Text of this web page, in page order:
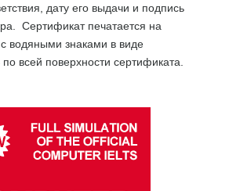
дату его выдачи и подпись
Сертификат печатается на
водяными знаками в виде
всей поверхности сертификата.